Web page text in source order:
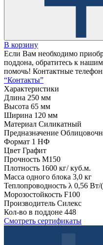
В корзину
Если Вам необходимо
поддона, обратитесь к
помочь! Контактные
“Контакты”
Характеристики
Длина 250 мм
Высота 65 мм
Ширина 120 мм
Материал Силикатный
Предназначение
Формат 1 НФ
Цвет Графит
Прочность М150
Плотность 1600 кг/ куб.м.
Масса одного блока 3,0 кг
Теплопроводность λ 0,56 Вт/
Морозостойкость F100
Производитель Силекс
Кол-во в поддоне 448
Смотреть сертификаты